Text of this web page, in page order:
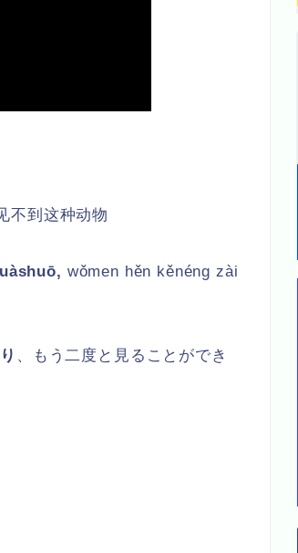
不到这种动物
wǒmen hěn kěnéng zài
、もう二度と見ることができ